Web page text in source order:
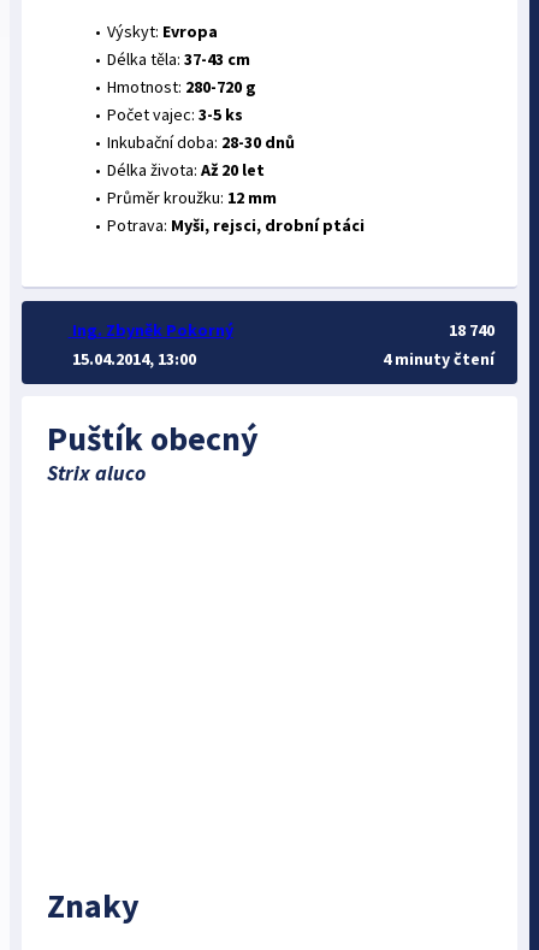
Puštík obecný
Strix aluco
Znaky
Výskyt: Evropa
Délka těla: 37-43 cm
Hmotnost: 280-720 g
Počet vajec: 3-5 ks
Inkubační doba: 28-30 dnů
Délka života: Až 20 let
Průměr kroužku: 12 mm
Potrava: Myši, rejsci, drobní ptáci
Ing. Zbyněk Pokorný
15.04.2014, 13:00
18 740
4 minuty čtení